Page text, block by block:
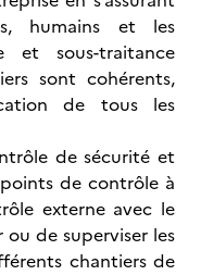
humains et les
et sous-traitance
sont cohérents,
de tous les
de sécurité et
de contrôle à
externe avec le
ou de superviser les
chantiers de